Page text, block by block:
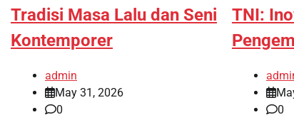
Tradisi Masa Lalu dan Seni
Kontemporer
admin
May 31, 2026
0
TNI:
0